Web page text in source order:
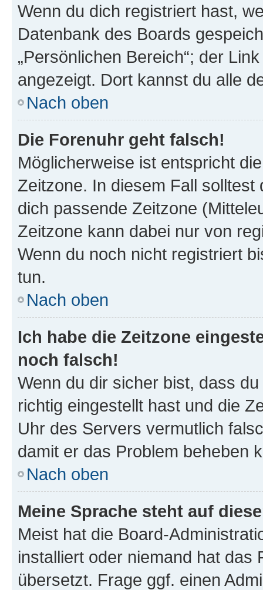
Wenn du dich registriert hast,
Datenbank des Boards
„Persönlichen Bereich“; der
angezeigt. Dort kannst du alle
Nach oben
Die Forenuhr geht falsch!
Möglicherweise ist entspricht
Zeitzone. In diesem Fall solltest
dich passende Zeitzone
Zeitzone kann dabei nur von
Wenn du noch nicht registriert
tun.
Nach oben
Ich habe die Zeitzone
noch falsch!
Wenn du dir sicher bist, dass
richtig eingestellt hast und die
Uhr des Servers vermutlich
damit er das Problem beheben
Nach oben
Meine Sprache steht auf
Meist hat die Board-
installiert oder niemand hat das
übersetzt. Frage ggf. einen